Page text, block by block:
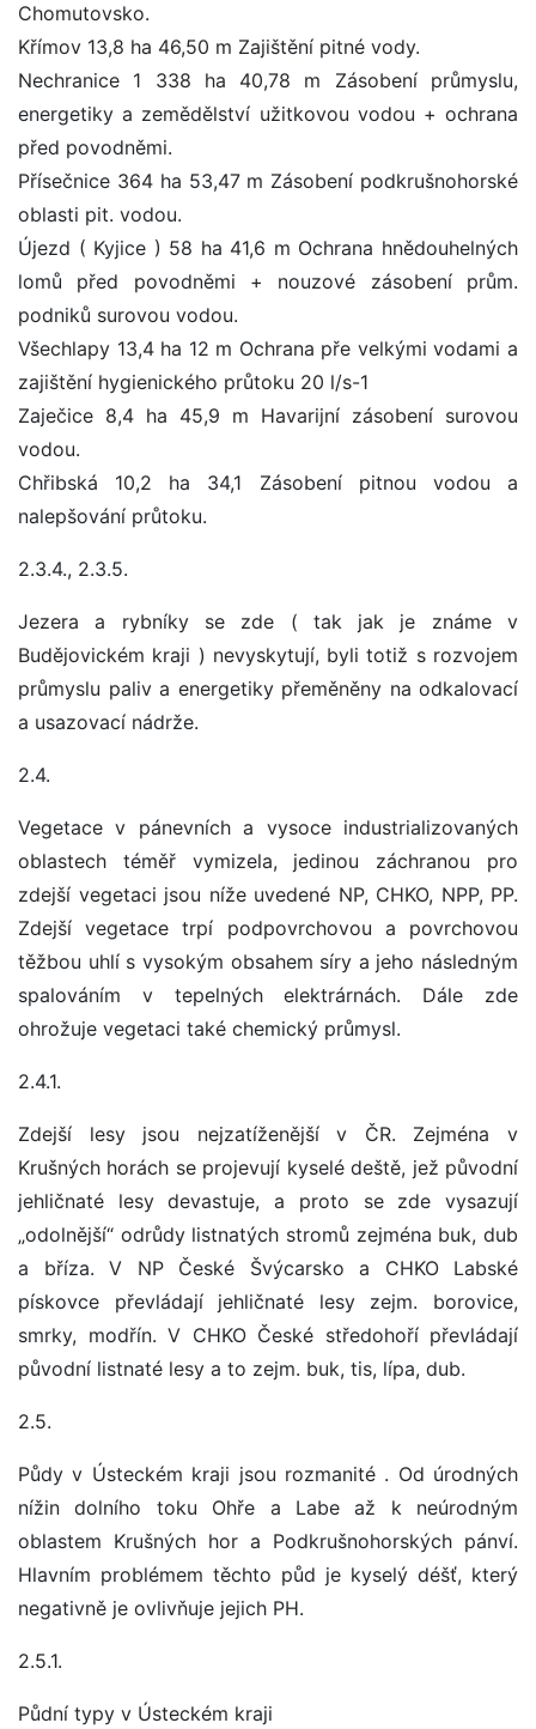
Chomutovsko.
Křímov 13,8 ha 46,50 m Zajištění pitné vody.
Nechranice 1 338 ha 40,78 m Zásobení průmyslu,
energetiky a zemědělství užitkovou vodou + ochrana
před povodněmi.
Přísečnice 364 ha 53,47 m Zásobení podkrušnohorské
oblasti pit. vodou.
Újezd ( Kyjice ) 58 ha 41,6 m Ochrana hnědouhelných
lomů před povodněmi + nouzové zásobení prům.
podniků surovou vodou.
Všechlapy 13,4 ha 12 m Ochrana pře velkými vodami a
zajištění hygienického průtoku 20 l/s-1
Zaječice 8,4 ha 45,9 m Havarijní zásobení surovou
vodou.
Chřibská 10,2 ha 34,1 Zásobení pitnou vodou a
nalepšování průtoku.
2.3.4., 2.3.5.
Jezera a rybníky se zde ( tak jak je známe v
Budějovickém kraji ) nevyskytují, byli totiž s rozvojem
průmyslu paliv a energetiky přeměněny na odkalovací
a usazovací nádrže.
2.4.
Vegetace v pánevních a vysoce industrializovaných
oblastech téměř vymizela, jedinou záchranou pro
zdejší vegetaci jsou níže uvedené NP, CHKO, NPP, PP.
Zdejší vegetace trpí podpovrchovou a povrchovou
těžbou uhlí s vysokým obsahem síry a jeho následným
spalováním v tepelných elektrárnách. Dále zde
ohrožuje vegetaci také chemický průmysl.
2.4.1.
Zdejší lesy jsou nejzatíženější v ČR. Zejména v
Krušných horách se projevují kyselé deště, jež původní
jehličnaté lesy devastuje, a proto se zde vysazují
„odolnější“ odrůdy listnatých stromů zejména buk, dub
a bříza. V NP České Švýcarsko a CHKO Labské
pískovce převládají jehličnaté lesy zejm. borovice,
smrky, modřín. V CHKO České středohoří převládají
původní listnaté lesy a to zejm. buk, tis, lípa, dub.
2.5.
Půdy v Ústeckém kraji jsou rozmanité . Od úrodných
nížin dolního toku Ohře a Labe až k neúrodným
oblastem Krušných hor a Podkrušnohorských pánví.
Hlavním problémem těchto půd je kyselý déšť, který
negativně je ovlivňuje jejich PH.
2.5.1.
Půdní typy v Ústeckém kraji